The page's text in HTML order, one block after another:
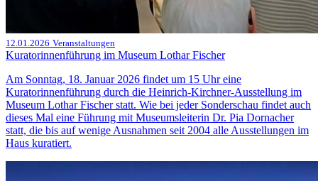
12.01.2026 Veranstaltungen
Kuratorinnenführung im Museum Lothar Fischer
Am Sonntag, 18. Januar 2026 findet um 15 Uhr eine
Kuratorinnenführung durch die Heinrich-Kirchner-Ausstellung im
Museum Lothar Fischer statt. Wie bei jeder Sonderschau findet auch
dieses Mal eine Führung mit Museumsleiterin Dr. Pia Dornacher
statt, die bis auf wenige Ausnahmen seit 2004 alle Ausstellungen im
Haus kuratiert.